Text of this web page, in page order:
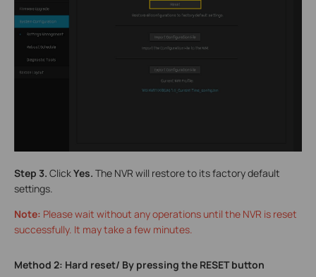
Step 3. ClickYes. The NVR will restore to its factory default
settings.
Note: Please wait without any operations until the NVR is reset
successfully. It may take a few minutes.
Method 2: Hard reset/ By pressing the RESET button